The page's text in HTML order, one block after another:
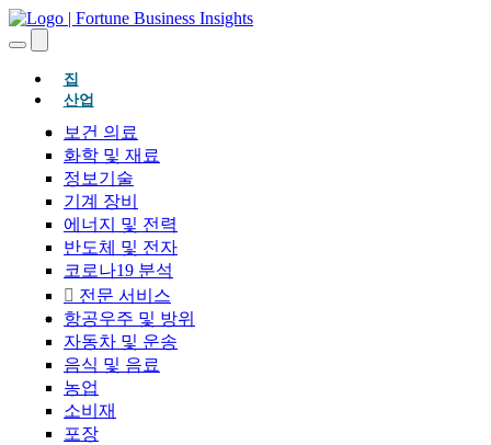
집(현재의)
산업
보건 의료
화학 및 재료
정보기술
기계 장비
에너지 및 전력
반도체 및 전자
코로나19 분석
전문 서비스
항공우주 및 방위
자동차 및 운송
음식 및 음료
농업
소비재
포장